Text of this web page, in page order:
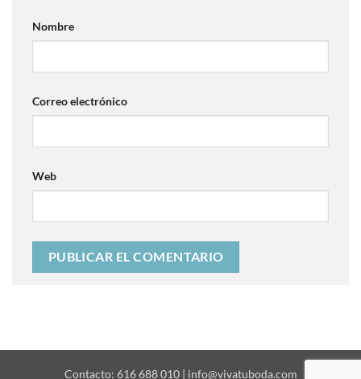
Nombre
Correo electrónico
Web
Contacto: 616 688 010 | info@vivatuboda.com